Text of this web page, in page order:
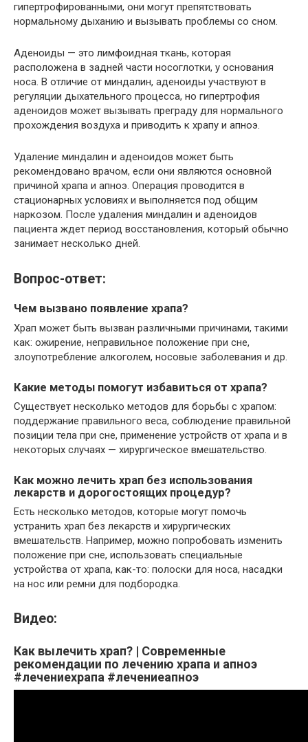
гипертрофированными, они могут препятствовать
нормальному дыханию и вызывать проблемы со сном.
Аденоиды — это лимфоидная ткань, которая
расположена в задней части носоглотки, у основания
носа. В отличие от миндалин, аденоиды участвуют в
регуляции дыхательного процесса, но гипертрофия
аденоидов может вызывать преграду для нормального
прохождения воздуха и приводить к храпу и апноэ.
Удаление миндалин и аденоидов может быть
рекомендовано врачом, если они являются основной
причиной храпа и апноэ. Операция проводится в
стационарных условиях и выполняется под общим
наркозом. После удаления миндалин и аденоидов
пациента ждет период восстановления, который обычно
занимает несколько дней.
Вопрос-ответ:
Чем вызвано появление храпа?
Храп может быть вызван различными причинами, такими
как: ожирение, неправильное положение при сне,
злоупотребление алкоголем, носовые заболевания и др.
Какие методы помогут избавиться от храпа?
Существует несколько методов для борьбы с храпом:
поддержание правильного веса, соблюдение правильной
позиции тела при сне, применение устройств от храпа и в
некоторых случаях — хирургическое вмешательство.
Как можно лечить храп без использования
лекарств и дорогостоящих процедур?
Есть несколько методов, которые могут помочь
устранить храп без лекарств и хирургических
вмешательств. Например, можно попробовать изменить
положение при сне, использовать специальные
устройства от храпа, как-то: полоски для носа, насадки
на нос или ремни для подбородка.
Видео:
Как вылечить храп? | Современные
рекомендации по лечению храпа и апноэ
#лечениехрапа #лечениеапноэ